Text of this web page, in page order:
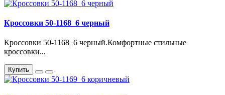
Кроссовки 50-1168_6 черный
Кроссовки 50-1168_6 черный.Комфортные стильные
кроссовки...
Купить